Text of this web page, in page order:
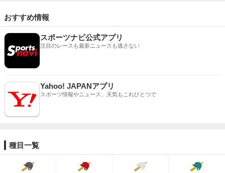
おすすめ情報
スポーツナビ公式アプリ
注目のレースも最新ニュースも逃さない
Yahoo! JAPANアプリ
スポーツ情報やニュース、天気もこれひとつで
種目一覧